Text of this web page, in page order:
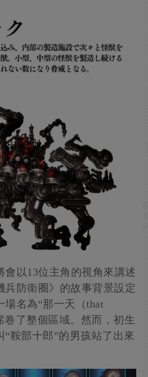
會以13位主角的視角來講述
兵防衛圈》的故事背景設定
名為“那一天（that
卷了整個區域。然而，初生
鞍部十郎”的男孩站了出來